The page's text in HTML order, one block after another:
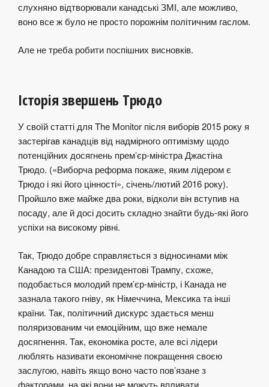
слухняно відтворювали канадські ЗМІ, але можливо,
воно все ж було не просто порожнім політичним гаслом.
Але не треба робити поспішних висновків.
Історія звершень Трюдо
У своїй статті для The Monitor після виборів 2015 року я
застерігав канадців від надмірного оптимізму щодо
потенційних досягнень прем’єр-міністра Джастіна
Трюдо. («Виборча реформа покаже, яким лідером є
Трюдо і які його цінності», січень/лютий 2016 року).
Пройшло вже майже два роки, відколи він вступив на
посаду, але й досі досить складно знайти будь-які його
успіхи на високому рівні.
Так, Трюдо добре справляється з відносинами між
Канадою та США: президентові Трампу, схоже,
подобається молодий прем’єр-міністр, і Канада не
зазнала такого гніву, як Німеччина, Мексика та інші
країни. Так, політичний дискурс здається менш
поляризованим чи емоційним, що вже немале
досягнення. Так, економіка росте, але всі лідери
люблять називати економічне покращення своєю
заслугою, навіть якщо воно часто пов’язане з
факторами, на які вони не можуть впливати.